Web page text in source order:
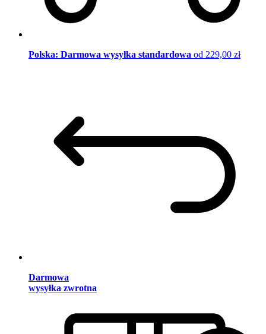
Polska: Darmowa wysyłka standardowa od 229,00 zł
Darmowa
wysyłka zwrotna